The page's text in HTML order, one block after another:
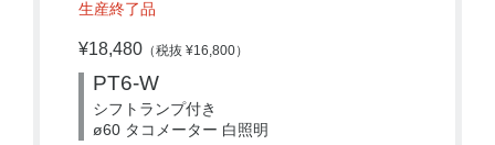
生産終了品
¥18,480 （税抜 ¥16,800）
PT6-W
シフトランプ付き
ø60 タコメーター 白照明